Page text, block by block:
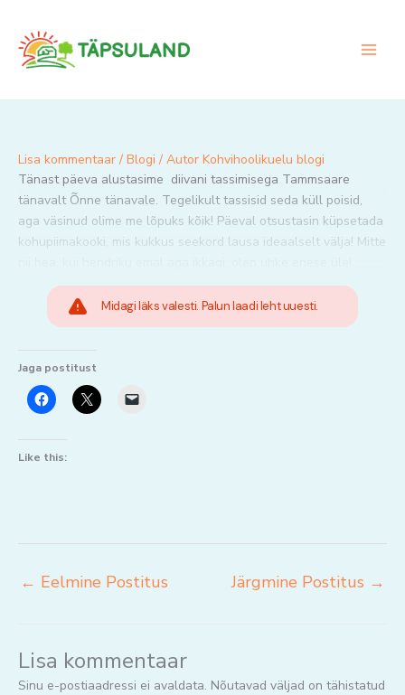
content
Lisa kommentaar / Blogi / Autor Kohvihoolikuelu blogi
Tänast päeva alustasime diivani tassimisega Tammsaare
tänavalt Õnne tänavale. Tegelikult tassisid seda küll poisid,
aga väsinud olime me lõpuks kõik! Päeval otsustasin küpsetada
kohupiimakooki, mis kukkus seekord lausa ideaalselt välja! Mitte
Midagi läks valesti. Palun laadi leht uuesti.
Jaga postitust
Like this:
← Eelmine Postitus Järgmine Postitus →
Lisa kommentaar
Sinu e-postiaadressi ei avaldata. Nõutavad väljad on tähistatud